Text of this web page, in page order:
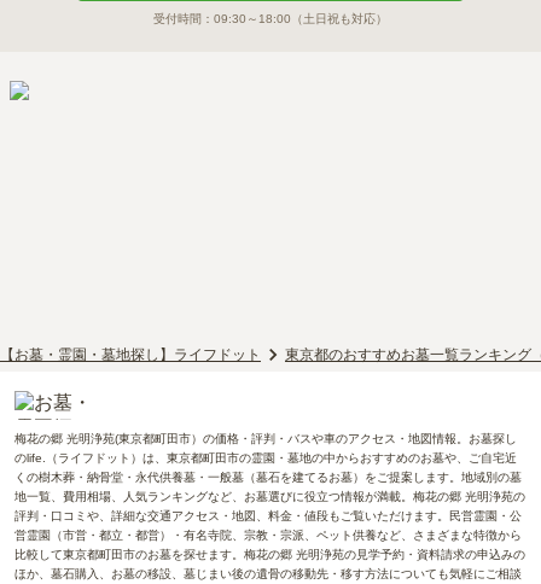
受付時間： 09:30～18:00 （土日祝も対応）
【お墓・霊園・墓地探し】ライフドット 東京都のおすすめお墓一覧ランキング
梅花の郷 光明浄苑(東京都町田市）の価格・評判・バスや車のアクセス・地図情報。お墓探し
のlife.（ライフドット）は、東京都町田市の霊園・墓地の中からおすすめのお墓や、ご自宅近
くの樹木葬・納骨堂・永代供養墓・一般墓（墓石を建てるお墓）をご提案します。地域別の墓
地一覧、費用相場、人気ランキングなど、お墓選びに役立つ情報が満載。梅花の郷 光明浄苑の
評判・口コミや、詳細な交通アクセス・地図、料金・値段もご覧いただけます。民営霊園・公
営霊園（市営・都立・都営）・有名寺院、宗教・宗派、ペット供養など、さまざまな特徴から
比較して東京都町田市のお墓を探せます。梅花の郷 光明浄苑の見学予約・資料請求の申込みの
ほか、墓石購入、お墓の移設、墓じまい後の遺骨の移動先・移す方法についても気軽にご相談